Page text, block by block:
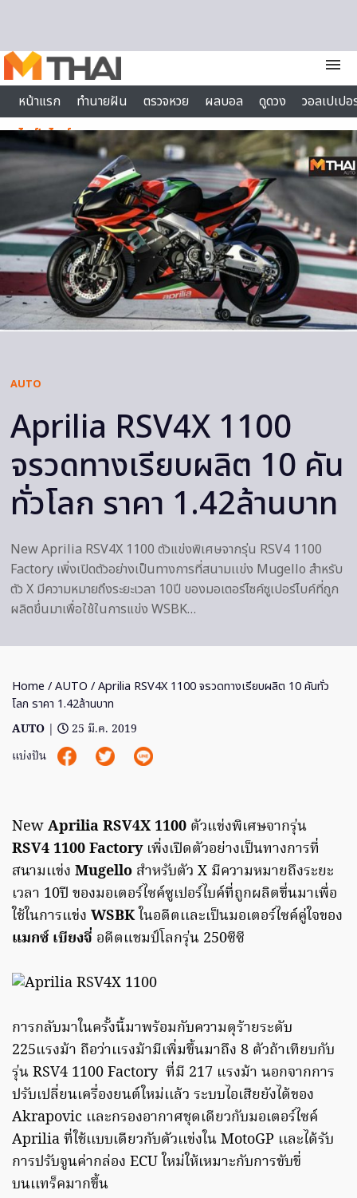
menu
หน้าแรก
ทำนายฝัน ตรวจหวย ผลบอล ดูดวง
วอลเปเป
ไลฟ์สไตล์
AUTO
Aprilia RSV4X 1100
จรวดทางเรียบผลิต 10 คัน
ทั่วโลก ราคา 1.42ล้านบาท
New Aprilia RSV4X 1100 ตัวแข่งพิเศษจากรุ่น RSV4 1100
Factory เพิ่งเปิดตัวอย่างเป็นทางการที่สนามเเข่ง Mugello สำหรับ
ตัว X มีความหมายถึงระยะเวลา 10ปี ของมอเตอร์ไซค์ซูเปอร์ไบค์ที่ถูก
ผลิตขึ่นมาเพื่อใช้ในการแข่ง WSBK…
Home /AUTO / Aprilia RSV4X 1100 จรวดทางเรียบผลิต 10 คันทั่ว
โลก ราคา 1.42ล้านบาท
AUTO |
25 มี.ค. 2019
แบ่งปัน
NewAprilia RSV4X 1100 ตัวแข่งพิเศษจากรุ่น
RSV41100 Factoryเพิ่งเปิดตัวอย่างเป็นทางการที่
สนามเเข่ง Mugello สำหรับตัว X มีความหมายถึงระยะ
เวลา 10ปี ของมอเตอร์ไซค์ซูเปอร์ไบค์ที่ถูกผลิตขึ่นมาเพื่อ
ใช้ในการแข่ง WSBKในอดีตเเละเป็นมอเตอร์ไซค์คู่ใจของ
แมกซ์ เบียงจี่ อดีตแชมป์โลกรุ่น 250ซีซี
การกลับมาในครั้งนี้มาพร้อมกับความดุร้ายระดับ
225แรงม้า ถือว่าเเรงม้ามีเพิ่มขึ้นมาถึง 8 ตัวถ้าเทียบกับ
รุ่น RSV4 1100 Factory ที่มี 217 แรงม้า นอกจากการ
ปรับเปลี่ยนเครื่องยนต์ใหม่เเล้ว ระบบไอเสียยังได้ของ
Akrapovic เเละกรองอากาศชุดเดียวกับมอเตอร์ไซค์
Aprilia ที่ใช้เเบบเดียวกับตัวเเข่งใน MotoGP เเละได้รับ
การปรับจูนค่ากล่อง ECU ใหม่ให้เหมาะกับการขับขี่
บนเเทร็คมากขึ้น